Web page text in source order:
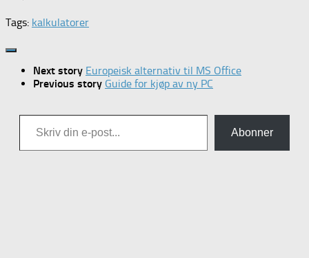
Tags: kalkulatorer
Next story Europeisk alternativ til MS Office
Previous story Guide for kjøp av ny PC
Skriv din e-post...
Abonner